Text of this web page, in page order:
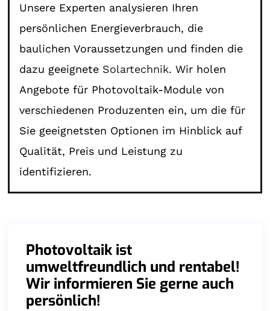
Unsere Experten analysieren Ihren
persönlichen Energieverbrauch, die
baulichen Voraussetzungen und finden die
dazu geeignete Solartechnik. Wir holen
Angebote für Photovoltaik-Module von
verschiedenen Produzenten ein, um die für
Sie geeignetsten Optionen im Hinblick auf
Qualität, Preis und Leistung zu
identifizieren.
Photovoltaik ist
umweltfreundlich und rentabel!
Wir informieren Sie gerne auch
persönlich!